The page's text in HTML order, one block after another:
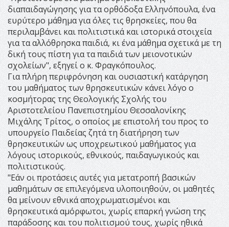
διαπαιδαγώγησης για τα ορθόδοξα Ελληνόπουλα, ένα
ευρύτερο μάθημα για όλες τις θρησκείες, που θα
περιλαμβάνει και πολιτιστικά και ιστορικά στοιχεία
για τα αλλόθρησκα παιδιά, κι ένα μάθημα σχετικά με τη
δική τους πίστη για τα παιδιά των μειονοτικών
σχολείων", εξηγεί ο κ. Φραγκόπουλος.
Για πλήρη περιφρόνηση και ουσιαστική κατάργηση
του μαθήματος των θρησκευτικών κάνει λόγο ο
κοσμήτορας της Θεολογικής Σχολής του
Αριστοτελείου Πανεπιστημίου Θεσσαλονίκης
Μιχάλης Τρίτος, ο οποίος με επιστολή του προς το
υπουργείο Παιδείας ζητά τη διατήρηση των
θρησκευτικών ως υποχρεωτικού μαθήματος για
λόγους ιστορικούς, εθνικούς, παιδαγωγικούς και
πολιτιστικούς.
"Εάν οι προτάσεις αυτές για μετατροπή βασικών
μαθημάτων σε επιλεγόμενα υλοποιηθούν, οι μαθητές
θα μείνουν εθνικά αποχρωματισμένοι και
θρησκευτικά αμόρφωτοι, χωρίς επαρκή γνώση της
παράδοσης και του πολιτισμού τους, χωρίς ηθικά